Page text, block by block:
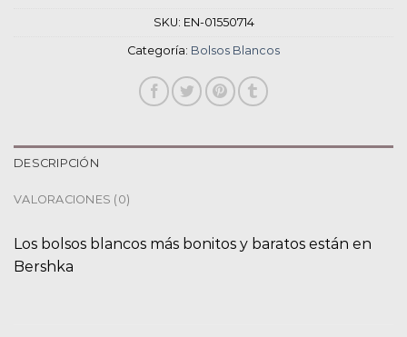
SKU: EN-01550714
Categoría: Bolsos Blancos
DESCRIPCIÓN
VALORACIONES (0)
Los bolsos blancos más bonitos y baratos están en
Bershka